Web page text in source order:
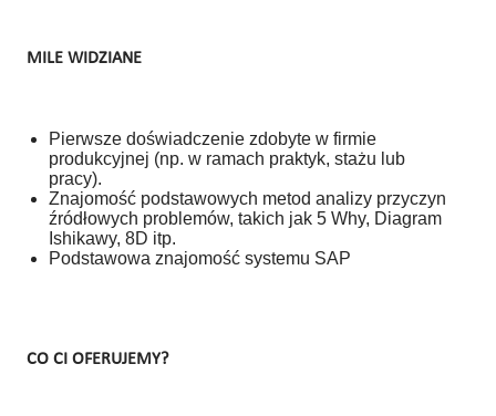
MILE WIDZIANE
Pierwsze doświadczenie zdobyte w firmie
produkcyjnej (np. w ramach praktyk, stażu lub
pracy).
Znajomość podstawowych metod analizy przyczyn
źródłowych problemów, takich jak 5 Why, Diagram
Ishikawy, 8D itp.
Podstawowa znajomość systemu SAP
CO CI OFERUJEMY?